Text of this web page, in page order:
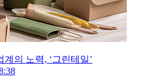
의 노력, ‘그린테일’